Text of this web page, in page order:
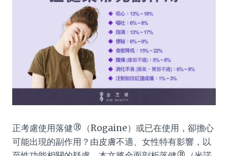
正考慮使用落健®（Rogaine）或已在使用，卻擔心
可能出現的副作用？由皮膚不適、女性特有影響，以